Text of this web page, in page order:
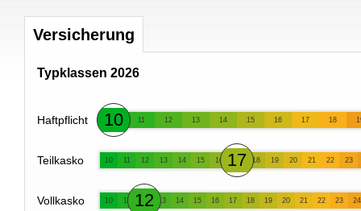
Versicherung
Typklassen 2026
Haftpflicht 10 11 12 13 14 15 16 17 18
Teilkasko 10 11 12 13 14 15 16 17 18 19 20 21 22 23
Vollkasko 10 11 12 13 14 15 16 17 18 19 20 21 22 23 24